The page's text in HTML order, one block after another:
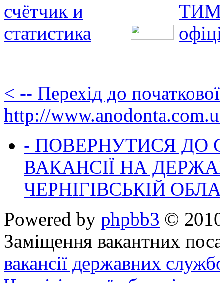
< -- Перехід до
http://
- ПОВЕРНУТИСЯ ДО
ВАКАНСІЇ НА
ЧЕРНІГІВСЬКІЙ
Powered by phpbb3 ©
Заміщення вакантних
вакансії державних